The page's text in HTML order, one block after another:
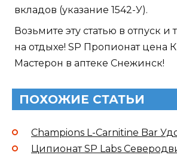
вкладов (указание 1542-У).
Возьмите эту статью в отпуск и
на отдыхе! SP Пропионат цена
Мастерон в аптеке Снежинск!
ПОХОЖИЕ СТАТЬИ
Champions L-Carnitine Bar
Ципионат SP Labs